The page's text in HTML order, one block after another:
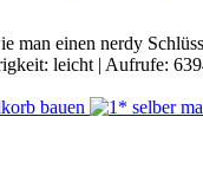
man einen nerdy
leicht | Aufrufe: